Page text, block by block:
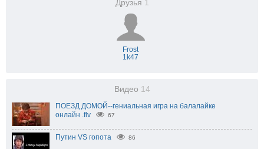
Друзья 1
Frost
1k47
Видео 14
ПОЕЗД ДОМОЙ--гениальная игра на балалайке
онлайн .flv
67
Путин VS гопота 86